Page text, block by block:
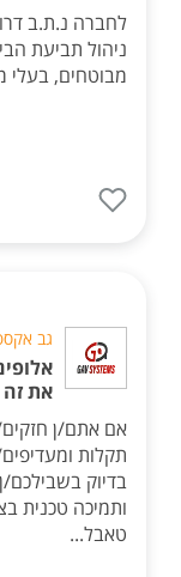
לחברה נ.ת.ב
ניהול תביעת
מבוטחים, בעלי
גב
את
אם אתם/ן
תקלות
בדיוק
ותמיכה טכנית
טאבל...